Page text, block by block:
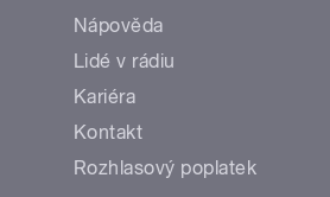
Nápověda
Lidé v rádiu
Kariéra
Kontakt
Rozhlasový poplatek